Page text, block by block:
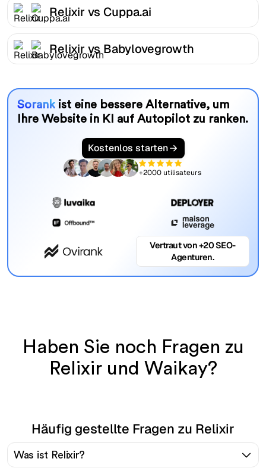
Relixir vs Cuppa.ai
Relixir vs Babylovegrowth
Sorankist eine bessere Alternative, um
Ihre Website in KI auf Autopilot zu ranken.
Kostenlos starten
+2000 utilisateurs
Vertraut von +20 SEO-
Agenturen.
Haben Sie noch Fragen zu
Relixir und Waikay?
Häufig gestellte Fragen zu Relixir
Was ist Relixir?